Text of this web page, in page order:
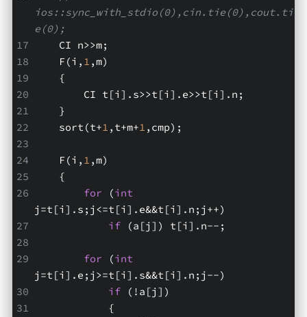
ios::sync_with_stdio(0),cin.tie(0),cout.ti
e(0);
    CI n>>m;
    F(i,
1 ,m)
    {
        CI t[i].s>>t[i].e>>t[i].n;
    }
    sort(t+
1 ,t+m+1 ,cmp);
    F(i,
1 ,m)
    {
for (int
j=t[i].s;j<=t[i].e&&t[i].n;j++)
if (a[j]) t[i].n--;
for (int
j=t[i].e;j>=t[i].s&&t[i].n;j--)
if (!a[j])
            {